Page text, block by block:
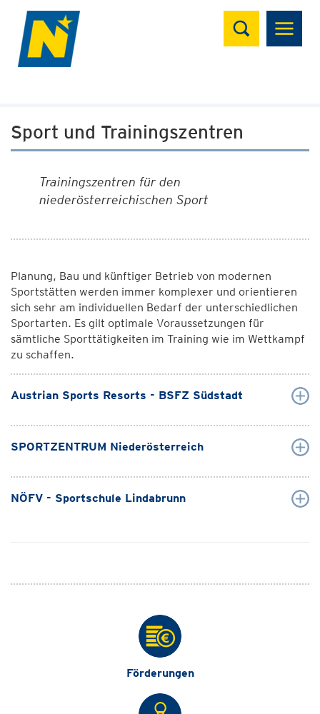
Suchen
Sport und Trainingszentren
Trainingszentren für den
niederösterreichischen Sport
Planung, Bau und künftiger Betrieb von modernen
Sportstätten werden immer komplexer und orientieren
sich sehr am individuellen Bedarf der unterschiedlichen
Sportarten. Es gilt optimale Voraussetzungen für
sämtliche Sporttätigkeiten im Training wie im Wettkampf
zu schaffen.
Austrian Sports Resorts - BSFZ Südstadt
SPORTZENTRUM Niederösterreich
NÖFV - Sportschule Lindabrunn
Förderungen